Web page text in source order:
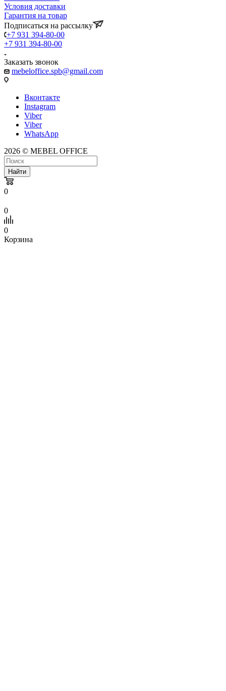
Условия доставки
Гарантия на товар
Подписаться на рассылку
+7 931 394-80-00
+7 931 394-80-00
Заказать звонок
mebeloffice.spb@gmail.com
Вконтакте
Instagram
Viber
Viber
WhatsApp
2026 © MEBEL OFFICE
Найти
0
0
0
Корзина